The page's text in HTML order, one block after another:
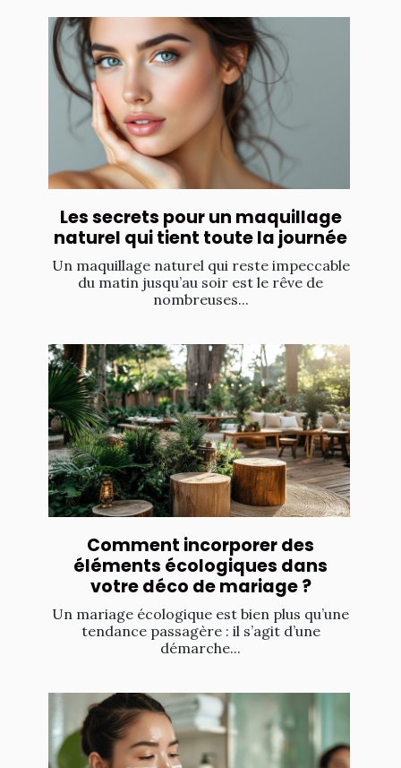
Les secrets pour un maquillage
naturel qui tient toute la journée
Un maquillage naturel qui reste impeccable
du matin jusqu’au soir est le rêve de
nombreuses...
Comment incorporer des
éléments écologiques dans
votre déco de mariage ?
Un mariage écologique est bien plus qu’une
tendance passagère : il s’agit d’une
démarche...